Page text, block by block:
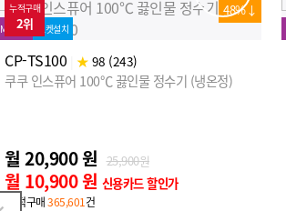
누적구매
2위
48%↓
MD추천 로켓설치
CP-TS100 ★ 98 (243)
쿠쿠 인스퓨어 100℃ 끓인물 정수기 (냉온정)
월 20,900 원 25,900원
월 10,900 원 신용카드 할인가
·누적구매365,601건